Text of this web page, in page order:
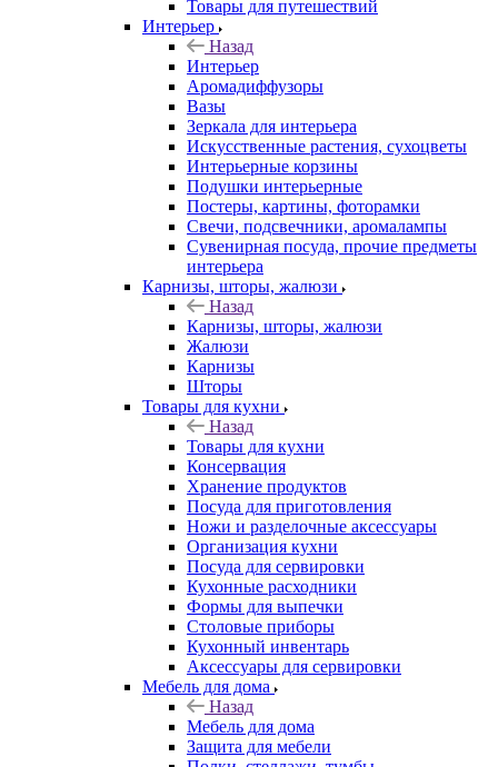
Товары для путешествий
Интерьер
Назад
Интерьер
Аромадиффузоры
Вазы
Зеркала для интерьера
Искусственные растения, сухоцветы
Интерьерные корзины
Подушки интерьерные
Постеры, картины, фоторамки
Свечи, подсвечники, аромалампы
Сувенирная посуда, прочие предметы
интерьера
Карнизы, шторы, жалюзи
Назад
Карнизы, шторы, жалюзи
Жалюзи
Карнизы
Шторы
Товары для кухни
Назад
Товары для кухни
Консервация
Хранение продуктов
Посуда для приготовления
Ножи и разделочные аксессуары
Организация кухни
Посуда для сервировки
Кухонные расходники
Формы для выпечки
Столовые приборы
Кухонный инвентарь
Аксессуары для сервировки
Мебель для дома
Назад
Мебель для дома
Защита для мебели